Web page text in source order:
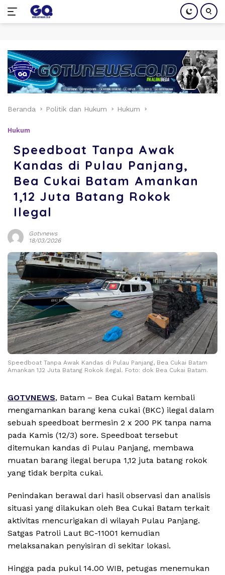
konten
Beranda Politik dan Hukum Hukum
Hukum
Speedboat Tanpa Awak
Kandas di Pulau Panjang,
Bea Cukai Batam Amankan
1,12 Juta Batang Rokok
Ilegal
Gotvnews
18/03/2026
Speedboat Tanpa Awak Kandas di Pulau Panjang, Bea Cukai Batam
Amankan 1,12 Juta Batang Rokok Ilegal. Foto: dok Bea Cukai Batam.
GOTVNEWS, Batam – Bea Cukai Batam kembali
mengamankan barang kena cukai (BKC) ilegal dalam
sebuah speedboat bermesin 2 x 200 PK tanpa nama
pada Kamis (12/3) sore. Speedboat tersebut
ditemukan kandas di Pulau Panjang, membawa
muatan barang ilegal berupa 1,12 juta batang rokok
yang tidak berpita cukai.
Penindakan berawal dari hasil observasi dan analisis
situasi yang dilakukan oleh Bea Cukai Batam terkait
aktivitas mencurigakan di wilayah Pulau Panjang.
Satgas Patroli Laut BC-11001 kemudian
melaksanakan penyisiran di sekitar lokasi.
Hingga pada pukul 14.00 WIB, petugas menemukan